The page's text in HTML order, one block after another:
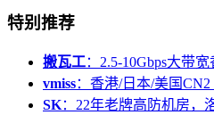
特别推荐
搬瓦工：2.5-10Gbps大带
vmiss：香港/日本/美国
SK：22年老牌高防机房，